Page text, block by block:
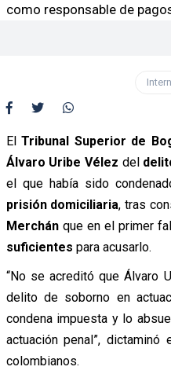
como responsable de
ElTribunal Superior de
Álvaro Uribe Vélez del
el que había sido
prisión domiciliaria, tras
Merchánque en el primer
suficientes para acusarlo.
“No se acreditó que Álvaro
delito de soborno en
condena impuesta y lo
actuación penal”,
colombianos.